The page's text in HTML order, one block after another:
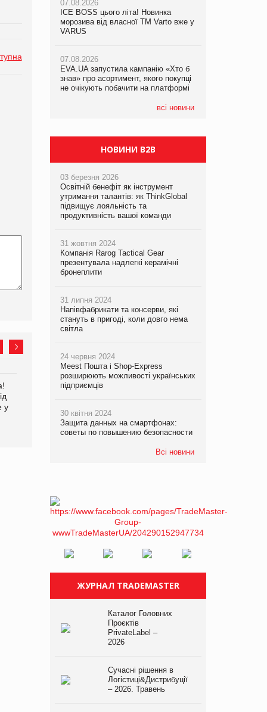
у
EVA.UA запустила
не очікують побачити на
платформі
07.08.2026
ICE BOSS цього літа! Новинка
морозива від власної ТМ Varto вже у
VARUS
07.08.2026
EVA.UA запустила кампанію «Хто б
знав» про асортимент, якого покупці
не очікують побачити на платформі
всі новини
07.08.2026
ICE BOSS цього літа! Новинка
морозива від власної ТМ Varto вже у
VARUS
07.08.2026
EVA.UA запустила кампанію «Хто б
знав» про асортимент, якого покупці
не очікують побачити на платформі
07.08.2026
Франція заборонила рекламні дзвінки
НОВИНИ B2B
03 березня 2026
Освітній бенефіт як інструмент
утримання талантів: як ThinkGlobal
підвищує лояльність та
продуктивність вашої команди
31 жовтня 2024
Компанія Rarog Tactical Gear
презентувала надлегкі керамічні
бронеплити
31 липня 2024
Напівфабрикати та консерви, які
стануть в пригоді, коли довго нема
світла
24 червня 2024
Meest Пошта і Shop-Express
розширюють можливості українських
підприємців
30 квітня 2024
Защита данных на смартфонах:
советы по повышению безопасности
Всі новини
ЖУРНАЛ TRADEMASTER
Каталог Головних
Проєктів
PrivateLabel –
2026
Сучасні рішення в
Логістиці&Дистрибуції
– 2026. Травень